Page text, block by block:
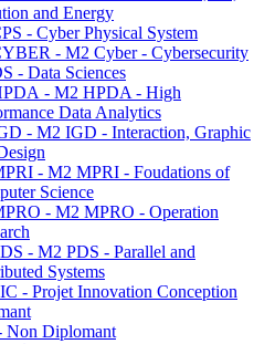
and Energy
- Cyber Physical System
- M2 Cyber - Cybersecurity
- Data Sciences
- M2 HPDA - High
Data Analytics
- M2 IGD - Interaction, Graphic
- M2 MPRI - Foudations of
Science
- M2 MPRO - Operation
- M2 PDS - Parallel and
Systems
- Projet Innovation Conception
Non Diplomant